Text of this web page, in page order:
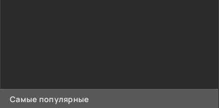
Самые популярные